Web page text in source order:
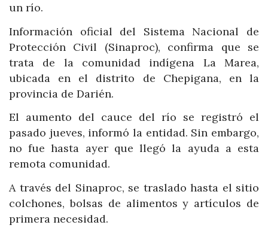
un río.
Información oficial del Sistema Nacional de
Protección Civil (Sinaproc), confirma que se
trata de la comunidad indígena La Marea,
ubicada en el distrito de Chepigana, en la
provincia de Darién.
El aumento del cauce del río se registró el
pasado jueves, informó la entidad. Sin embargo,
no fue hasta ayer que llegó la ayuda a esta
remota comunidad.
A través del Sinaproc, se traslado hasta el sitio
colchones, bolsas de alimentos y artículos de
primera necesidad.